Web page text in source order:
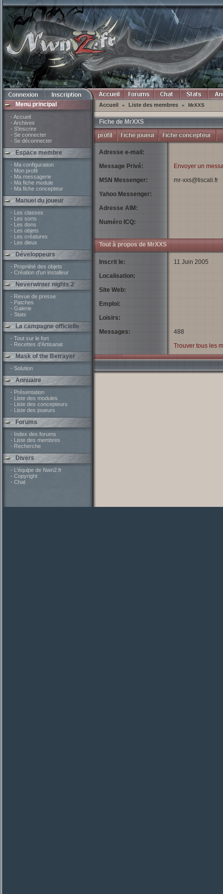
Menu principal
- Accueil
- Archives
- S'inscrire
- Se connecter
- Se déconnecter
Espace membre
- Ma configuration
- Mon profil
- Ma messagerie
- Ma fiche module
- Ma fiche concepteur
Manuel du joueur
- Les classes
- Les sorts
- Les dons
- Les objets
- Les créatures
- Les dieux
Développeurs
- Propriété des objets
- Création d'un installeur
Neverwinter nights 2
- Revue de presse
- Patches
- Galerie
- Stats
La campagne officielle
- Tout sur le fort
- Recettes d'Artisanat
Mask of the Betrayer
- Solution
Annuaire
- Présentation
- Liste des modules
- Liste des concepteurs
- Liste des joueurs
Forums
- Index des forums
- Liste des membres
- Recherche
Divers
- L'équipe de Nwn2.fr
- Copyright
- Chat
Accueil » Liste des membres » MrXXS
Fiche de MrXXS
Adresse e-mail:
Message Privé:
MSN Messenger:
Yahoo Messenger:
Adresse AIM:
Numéro ICQ:
Envoyer un
mr-xxs@tiscali.fr
Tout à propos de MrXXS
Inscrit le:
Localisation:
Site Web:
Emploi:
Loisirs:
Messages:
11 Juin 2005
488
Trouver tous les